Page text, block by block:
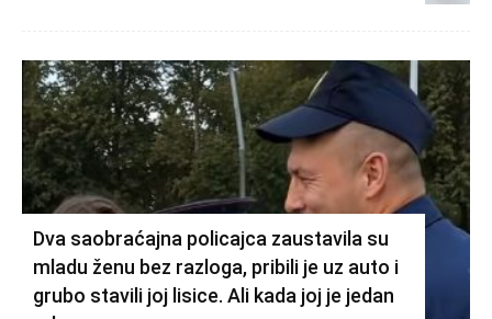
Dva saobraćajna policajca zaustavila su
mladu ženu bez razloga, pribili je uz auto i
grubo stavili joj lisice. Ali kada joj je jedan